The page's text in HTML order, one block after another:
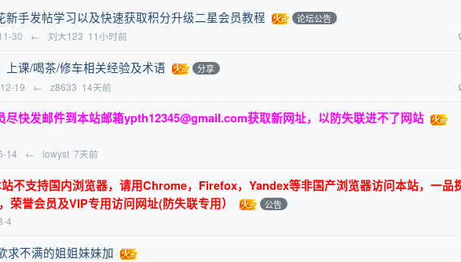
新手发帖学习以及快速获取积分升级二星会员教程 论坛公告
30 ← 刘大123 11小时前
上课/喝茶/修车相关经验及术语 分享
19 ← z8633 14天前
尽快发邮件到本站邮箱ypth12345@gmail.com获取新网址，以防失联进不了网站
14 ← lowyst 7天前
不支持国内浏览器，请用Chrome，Firefox，Yandex等非国产浏览器访问本站，一品
荣誉会员及VIP专用访问网址(防失联专用）
公告
4
求不满的姐姐妹妹加